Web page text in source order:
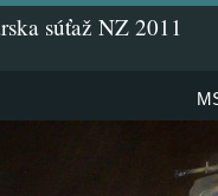
súťaž NZ 2011